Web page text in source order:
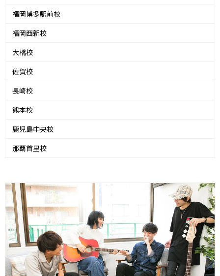
福岡博多駅前校
福岡西新校
大橋校
佐賀校
長崎校
熊本校
鹿児島中央校
那覇首里校